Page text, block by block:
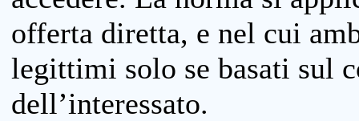
offerta diretta, e nel cui
legittimi solo se basati sul
dell’interessato.